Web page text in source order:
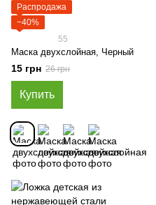
Распродажа
−40%
55
Маска двухслойная, Черный
15 грн 26 грн
Купить